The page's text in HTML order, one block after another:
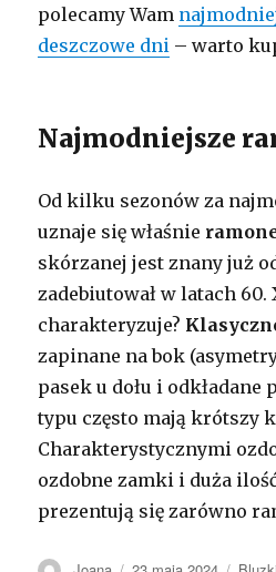
polecamy Wam
deszczowe dni – warto
Najmodniejsze
Od kilku sezonów za
uznaje się właśnie
skórzanej jest znany już
zadebiutował w latach 60.
charakteryzuje?
zapinane na bok
pasek u dołu i odkładane
typu często mają krótszy
Charakterystycznymi
ozdobne zamki i duża
prezentują się zarówno